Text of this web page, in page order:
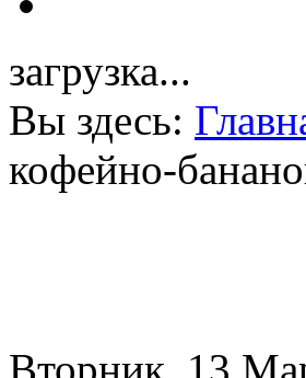
загрузка...
Вы здесь:
кофейно-